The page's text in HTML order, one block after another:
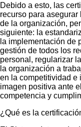
Debido a esto, las
recurso para
de la organización,
siguiente: la
la implementación de
gestión de todos los
personal, regularizar
la organización a
en la competitividad e
imagen positiva ante
competencia y
¿Qué es la